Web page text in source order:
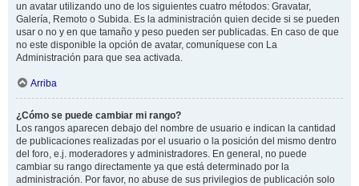
un avatar utilizando uno de los siguientes cuatro métodos: Gravatar,
Galería, Remoto o Subida. Es la administración quien decide si se pueden
usar o no y en que tamaño y peso pueden ser publicadas. En caso de que
no este disponible la opción de avatar, comuníquese con La
Administración para que sea activada.
Arriba
¿Cómo se puede cambiar mi rango?
Los rangos aparecen debajo del nombre de usuario e indican la cantidad
de publicaciones realizadas por el usuario o la posición del mismo dentro
del foro, e.j. moderadores y administradores. En general, no puede
cambiar su rango directamente ya que está determinado por la
administración. Por favor, no abuse de sus privilegios de publicación solo